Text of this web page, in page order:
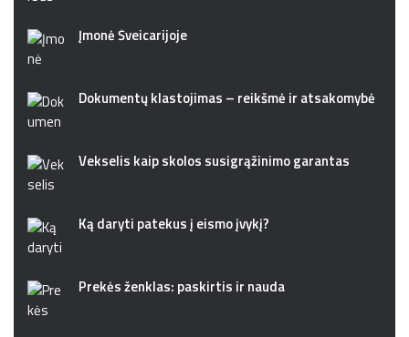
Įmonė Šveicarijoje
Dokumentų klastojimas – reikšmė ir atsakomybė
Vekselis kaip skolos susigrąžinimo garantas
Ką daryti patekus į eismo įvykį?
Prekės ženklas: paskirtis ir nauda